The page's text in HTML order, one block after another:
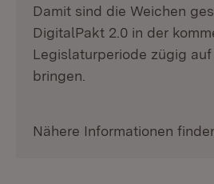
Damit sind die Weichen
DigitalPakt 2.0 in der
Legislaturperiode zügig
bringen.
Nähere Informationen